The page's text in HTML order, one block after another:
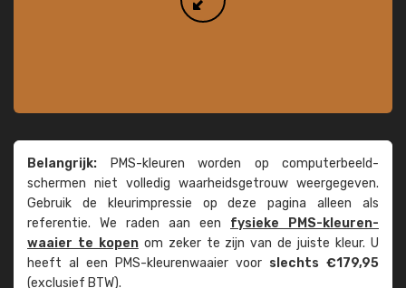
Belangrijk: PMS-kleuren worden op computer­beeld­
schermen niet volledig waarheids­­getrouw weer­gegeven.
Gebruik de kleur­impressie op deze pagina alleen als
referentie. We raden aan een fysieke PMS-kleuren­
waaier te kopenom zeker te zijn van de juiste kleur. U
heeft al een PMS-kleuren­waaier voor slechts €179,95
(exclusief BTW).